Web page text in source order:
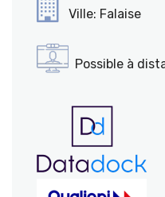
Ville: Falaise
Possible à